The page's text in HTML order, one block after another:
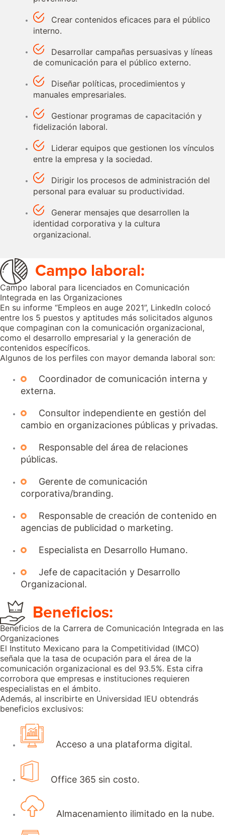
Crear contenidos eficaces para el público
interno.
Desarrollar campañas persuasivas y líneas
de comunicación para el público externo.
Diseñar políticas, procedimientos y
manuales empresariales.
Gestionar programas de capacitación y
fidelización laboral.
Liderar equipos que gestionen los vínculos
entre la empresa y la sociedad.
Dirigir los procesos de administración del
personal para evaluar su productividad.
Generar mensajes que desarrollen la
identidad corporativa y la cultura
organizacional.
Campo laboral:
Campo laboral para licenciados en Comunicación
Integrada en las Organizaciones
En su informe “Empleos en auge 2021”, LinkedIn colocó
entre los 5 puestos y aptitudes más solicitados algunos
que compaginan con la comunicación organizacional,
como el desarrollo empresarial y la generación de
contenidos específicos.
Algunos de los perfiles con mayor demanda laboral son:
Coordinador de comunicación interna y
externa.
Consultor independiente en gestión del
cambio en organizaciones públicas y privadas.
Responsable del área de relaciones
públicas.
Gerente de comunicación
corporativa/branding.
Responsable de creación de contenido en
agencias de publicidad o marketing.
Especialista en Desarrollo Humano.
Jefe de capacitación y Desarrollo
Organizacional.
Beneficios:
Beneficios de la Carrera de Comunicación Integrada en las
Organizaciones
El Instituto Mexicano para la Competitividad (IMCO)
señala que la tasa de ocupación para el área de la
comunicación organizacional es del 93.5%. Esta cifra
corrobora que empresas e instituciones requieren
especialistas en el ámbito.
Además, al inscribirte en Universidad IEU obtendrás
beneficios exclusivos:
Acceso a una plataforma digital.
Office 365 sin costo.
Almacenamiento ilimitado en la nube.